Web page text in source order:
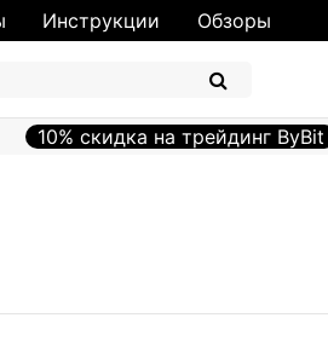
Инструкции Обзоры
10% скидка на трейдинг ByBit